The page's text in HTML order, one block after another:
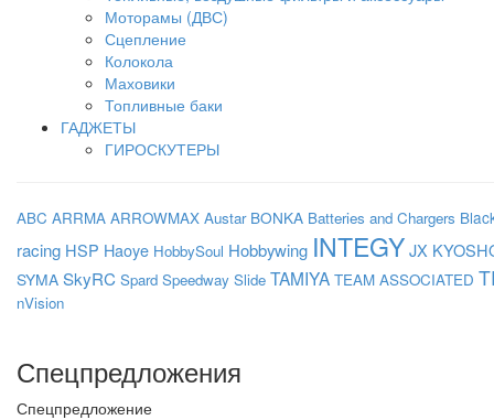
Моторамы (ДВС)
Сцепление
Колокола
Маховики
Топливные баки
ГАДЖЕТЫ
ГИРОСКУТЕРЫ
ABC ARRMA ARROWMAX Austar BONKA Batteries and Chargers
racing HSP Haoye HobbySoul Hobbywing INTEGYJX
SYMA SkyRC Spard Speedway Slide TAMIYA TEAM ASSOCIATED
nVision
Спецпредложения
Спецпредложение